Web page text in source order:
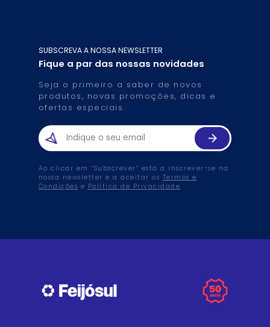
SUBSCREVA A NOSSA NEWSLETTER
Fique a par das nossas novidades
Seja o primeiro a saber de novos
produtos, novas promoções, dicas e
ofertas especiais.
Ao clicar em “Subscrever” está a inscrever-se na
nossa newsletter e a aceitar os Termos e
Condições e Política de Privacidade.